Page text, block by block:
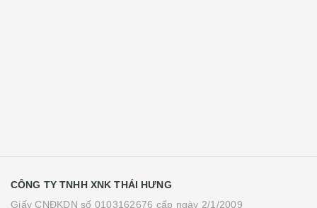
CÔNG TY TNHH XNK THÁI HƯNG
Giấy CNĐKDN số 0103162676 cấp ngày 2/1/2009